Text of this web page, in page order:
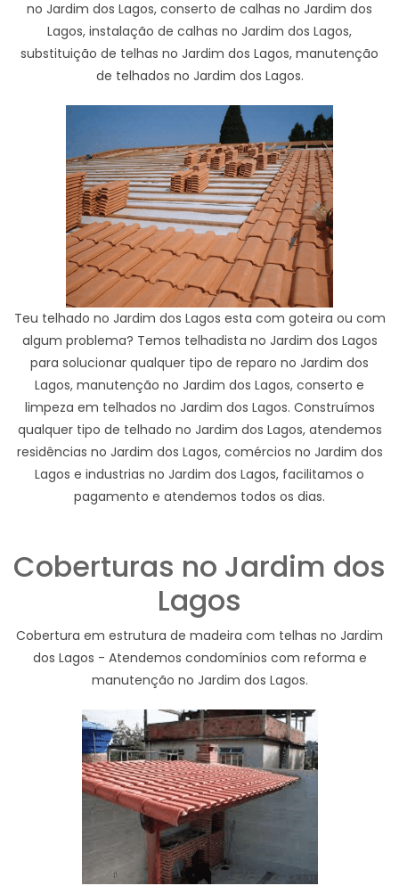
no Jardim dos Lagos, conserto de calhas no Jardim dos
Lagos, instalação de calhas no Jardim dos Lagos,
substituição de telhas no Jardim dos Lagos, manutenção
de telhados no Jardim dos Lagos.
Teu telhado no Jardim dos Lagos esta com goteira ou com
algum problema? Temos telhadista no Jardim dos Lagos
para solucionar qualquer tipo de reparo no Jardim dos
Lagos, manutenção no Jardim dos Lagos, conserto e
limpeza em telhados no Jardim dos Lagos. Construímos
qualquer tipo de telhado no Jardim dos Lagos, atendemos
residências no Jardim dos Lagos, comércios no Jardim dos
Lagos e industrias no Jardim dos Lagos, facilitamos o
pagamento e atendemos todos os dias.
Coberturas no Jardim dos
Lagos
Cobertura em estrutura de madeira com telhas no Jardim
dos Lagos - Atendemos condomínios com reforma e
manutenção no Jardim dos Lagos.